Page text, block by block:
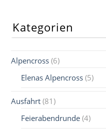
Kategorien
Alpencross (6)
Elenas Alpencross (5)
Ausfahrt (81)
Feierabendrunde (4)